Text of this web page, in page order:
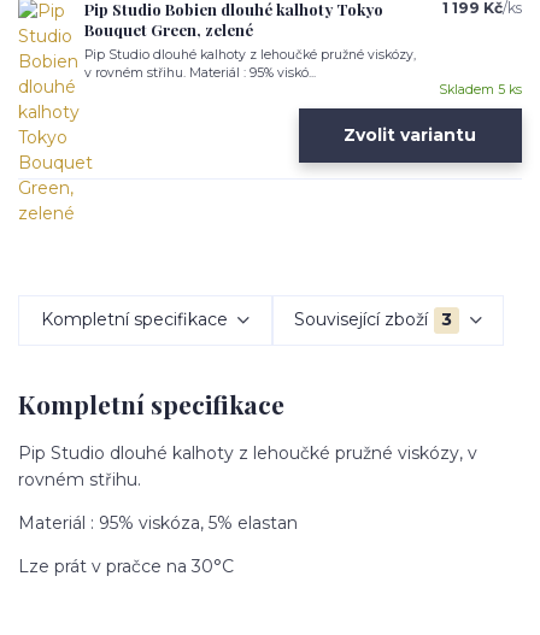
Pip Studio Bobien dlouhé kalhoty Tokyo
Bouquet Green, zelené
Pip Studio dlouhé kalhoty z lehoučké pružné viskózy,
v rovném střihu. Materiál : 95% viskó...
1 199 Kč/ks
Skladem 5 ks
Zvolit variantu
Kompletní specifikace Související zboží 3
Kompletní specifikace
Pip Studio dlouhé kalhoty z lehoučké pružné viskózy, v
rovném střihu.
Materiál : 95% viskóza, 5% elastan
Lze prát v pračce na 30°C